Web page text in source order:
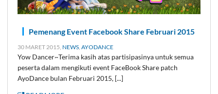
Pemenang Event Facebook Share Februari 2015
30 MARET 2015, NEWS, AYODANCE
Yow Dancer~Terima kasih atas partisipasinya untuk semua
peserta dalam mengikuti event FaceBook Share patch
AyoDance bulan Februari 2015, [...]